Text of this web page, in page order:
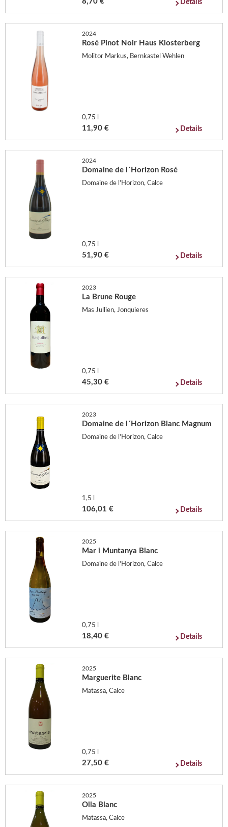
Details
2024
Rosé Pinot Noir Haus Klosterberg
Molitor Markus, Bernkastel Wehlen
0,75 l
11,90 € Details
2024
Domaine de l´Horizon Rosé
Domaine de l'Horizon, Calce
0,75 l
51,90 € Details
2023
La Brune Rouge
Mas Jullien, Jonquieres
0,75 l
45,30 € Details
2023
Domaine de l´Horizon Blanc Magnum
Domaine de l'Horizon, Calce
1,5 l
106,01 € Details
2025
Mar i Muntanya Blanc
Domaine de l'Horizon, Calce
0,75 l
18,40 € Details
2025
Marguerite Blanc
Matassa, Calce
0,75 l
27,50 € Details
2025
Olla Blanc
Matassa, Calce